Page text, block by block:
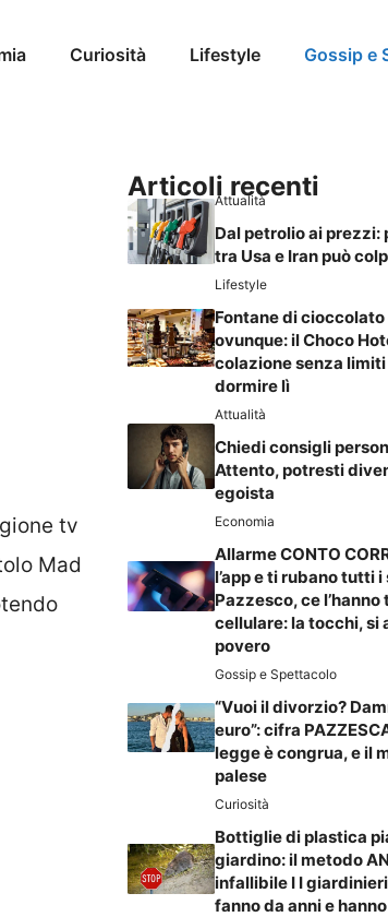
Curiosità Lifestyle Gossip e
tv
Mad
Articoli recenti
Attualità
Dal petrolio ai prezzi:
tra Usa e Iran può
Lifestyle
Fontane di
ovunque: il Choco
colazione senza
dormire lì
Attualità
Chiedi consigli
Attento, potresti
egoista
Economia
Allarme CONTO
l’app e ti rubano tutti i
Pazzesco, ce
cellulare: la tocchi, si
povero
Gossip e Spettacolo
“Vuoi il divorzio?
euro”: cifra
legge è congrua, e il
palese
Curiosità
Bottiglie di plastica
giardino: il metodo
infallibile I I
fanno da anni e